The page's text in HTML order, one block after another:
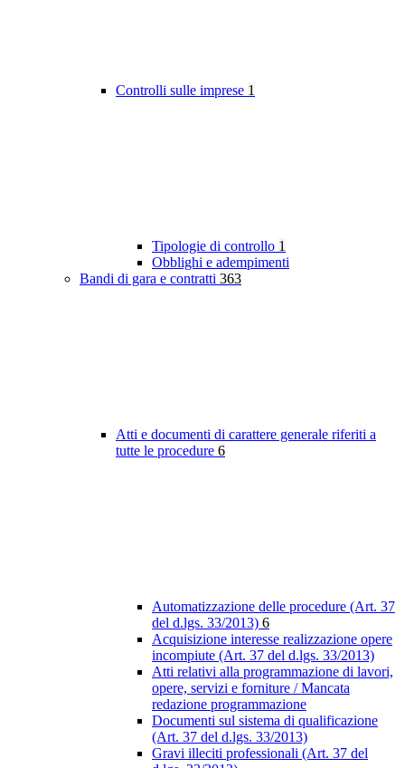
Controlli sulle imprese 1
Tipologie di controllo 1
Obblighi e adempimenti
Bandi di gara e contratti 363
Atti e documenti di carattere generale riferiti a
tutte le procedure 6
Automatizzazione delle procedure (Art. 37
del d.lgs. 33/2013) 6
Acquisizione interesse realizzazione opere
incompiute (Art. 37 del d.lgs. 33/2013)
Atti relativi alla programmazione di lavori,
opere, servizi e forniture / Mancata
redazione programmazione
Documenti sul sistema di qualificazione
(Art. 37 del d.lgs. 33/2013)
Gravi illeciti professionali (Art. 37 del